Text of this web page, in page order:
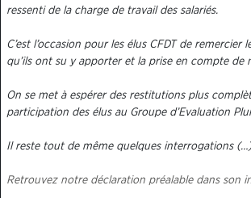
ressenti de la charge de travail des salariés.
C’est l’occasion pour les élus CFDT de
qu’ils ont su y apporter et la prise en compte de
On se met à espérer des restitutions plus
participation des élus au Groupe d’Evaluation
Il reste tout de même quelques interrogations
Retrouvez notre déclaration préalable dans son